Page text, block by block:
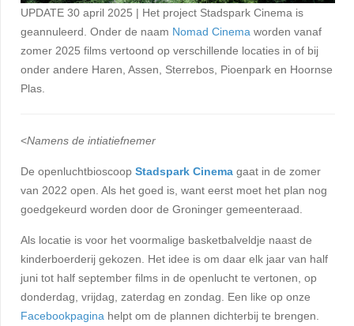
UPDATE 30 april 2025 | Het project Stadspark Cinema is
geannuleerd. Onder de naam Nomad Cinema worden vanaf
zomer 2025 films vertoond op verschillende locaties in of bij
onder andere Haren, Assen, Sterrebos, Pioenpark en Hoornse
Plas.
<Namens de intiatiefnemer
De openluchtbioscoop Stadspark Cinema gaat in de zomer
van 2022 open. Als het goed is, want eerst moet het plan nog
goedgekeurd worden door de Groninger gemeenteraad.
Als locatie is voor het voormalige basketbalveldje naast de
kinderboerderij gekozen. Het idee is om daar elk jaar van half
juni tot half september films in de openlucht te vertonen, op
donderdag, vrijdag, zaterdag en zondag. Een like op onze
Facebookpagina helpt om de plannen dichterbij te brengen.